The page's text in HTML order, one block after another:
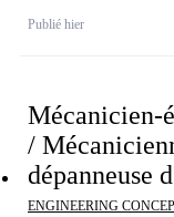
Publié hier
Mécanicien-
/
dépanneuse
ENGINEERING